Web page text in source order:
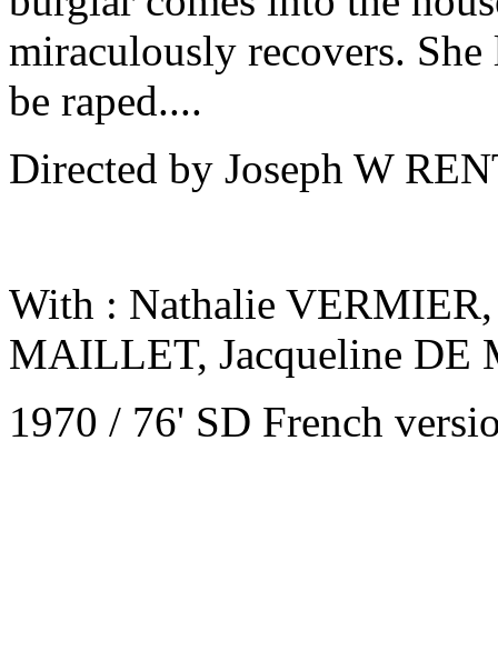
miraculously recovers.
be raped....
Directed by Joseph W
With : Nathalie
MAILLET, Jacqueline DE
1970 / 76' SD French